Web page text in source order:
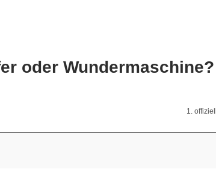
oder Wundermaschine?
1.